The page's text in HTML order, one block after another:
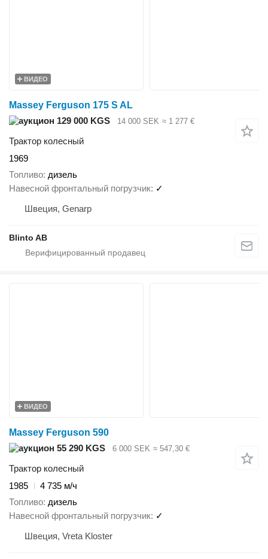
ВИДЕО
Massey Ferguson 175 S AL
129 000 KGS
14 000 SEK ≈ 1 277 €
Трактор колесный
1969
Топливо дизель
Навесной фронтальный погрузчик ✓
Швеция, Genarp
Blinto AB
ВИДЕО
Massey Ferguson 590
55 290 KGS
6 000 SEK ≈ 547,30 €
Трактор колесный
1985
4 735 м/ч
Топливо дизель
Навесной фронтальный погрузчик ✓
Швеция, Vreta Kloster